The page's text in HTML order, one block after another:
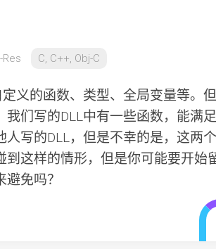
Res C, C++, Obj-C
义的函数、类型、全局变量等。
们写的DLL中有一些函数，能满足
写的DLL，但是不幸的是，这两
到这样的情形，但是你可能要开始
免吗？